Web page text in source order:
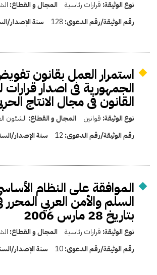
نوع الوثيقة: قرارات رئاسية المجال و القطاع:
رقم الوثيقة/رقم الدعوى:128 سنة الإصدار/
استمرار العمل بقانون
الجمهورية فى اصدار قرارات
القانون فى مجال الانتاج
نوع الوثيقة: قوانين المجال و القطاع: الشئون
رقم الوثيقة/رقم الدعوى: 12 سنة الإصدار/
الموافقة على النظام
السلم والأمن العربي
بتاريخ 28 مارس 2006
نوع الوثيقة: قرارات رئاسية المجال و القطاع:
رقم الوثيقة/رقم الدعوى:10 سنة الإصدار/